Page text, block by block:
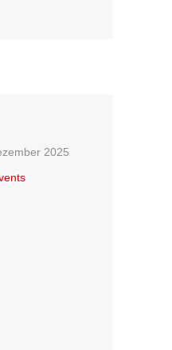
2025